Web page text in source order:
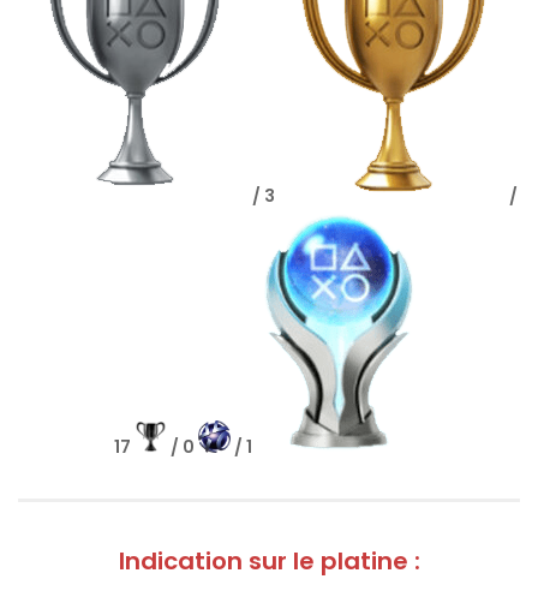
/ 3 /
17 / 0 / 1
Indication sur le platine :